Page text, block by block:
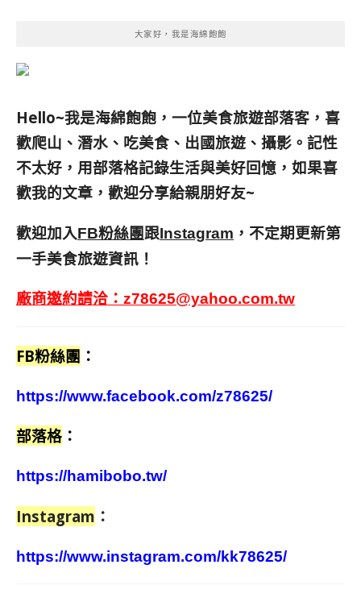
大家好，我是海綿飽飽
Hello~我是海綿飽飽，一位美食旅遊部落客， 喜
歡爬山、潛水、吃美食、出國旅遊、攝影。 記性
不太好，用部落格記錄生活與美好回憶， 如果喜
歡我的文章，歡迎分享給親朋好友~
歡迎加入FB粉絲團跟Instagram ，不定期更新第
一手美食旅遊資訊！
廠商邀約請洽： z78625@yahoo.com.tw
FB粉絲團 ：
https://www.facebook.com/z78625/
部落格 ：
https://hamibobo.tw/
Instagram ：
https://www.instagram.com/kk78625/